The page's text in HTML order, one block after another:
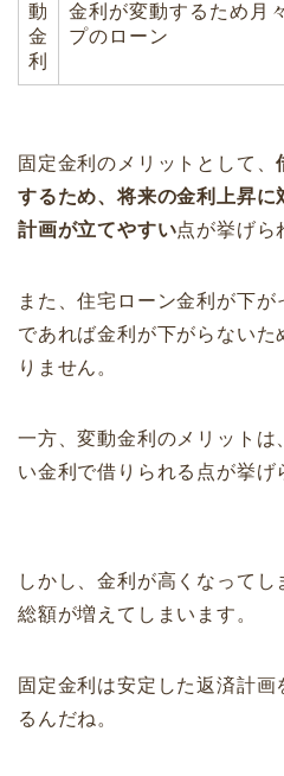
動
金
利
金利が変動するため月
プのローン
固定金利のメリットとして、
するため、将来の金利上昇
計画が立てやすい点が挙げら
また、住宅ローン金利が下が
であれば金利が下がらないた
りません。
一方、変動金利のメリットは
い金利で借りられる点が挙げ
しかし、金利が高くなって
総額が増えてしまいます。
固定金利は安定した返済計
るんだね。